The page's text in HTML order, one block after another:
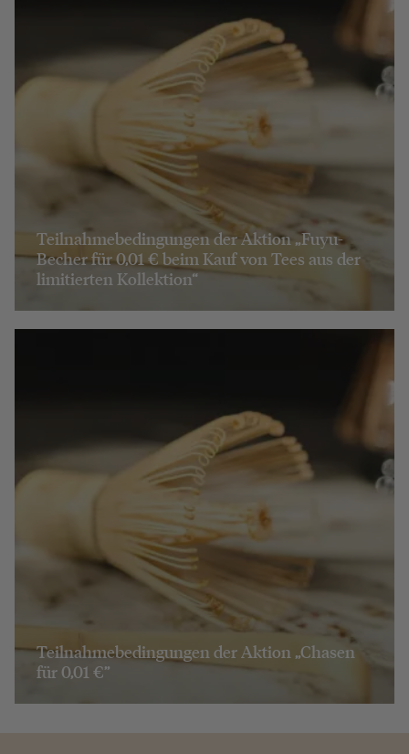
Teilnahmebedingungen der Aktion „Fuyu-
Becher für 0,01 € beim Kauf von Tees aus der
limitierten Kollektion“
Teilnahmebedingungen der Aktion „Chasen
für 0,01 €”